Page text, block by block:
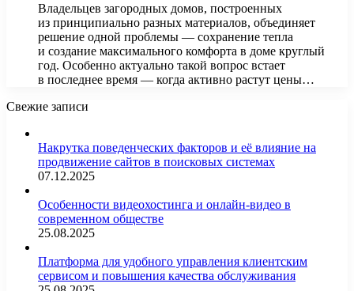
Владельцев загородных домов, построенных
из принципиально разных материалов, объединяет
решение одной проблемы — сохранение тепла
и создание максимального комфорта в доме круглый
год. Особенно актуально такой вопрос встает
в последнее время — когда активно растут цены…
Свежие записи
Накрутка поведенческих факторов и её влияние на
продвижение сайтов в поисковых системах
07.12.2025
Особенности видеохостинга и онлайн-видео в
современном обществе
25.08.2025
Платформа для удобного управления клиентским
сервисом и повышения качества обслуживания